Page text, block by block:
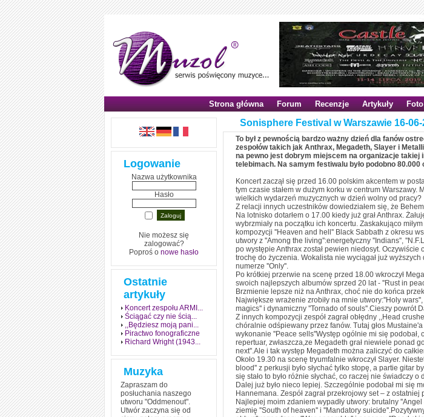
Strona główna Forum Recenzje Artykuły Foto
Logowanie
Nazwa użytkownika
Hasło
Nie możesz się
zalogować?
Poproś o nowe hasło
Ostatnie
artykuły
Koncert zespołu ARMI...
Ściągać czy nie ścią...
,,Będziesz moją pani...
Piractwo fonograficzne
Richard Wright (1943...
Muzyka
Zapraszam do
posłuchania naszego
utworu "Oddmenout".
Utwór zaczyna się od
Sonisphere Festival w Warszawie 16-06-
To był z pewnością bardzo ważny dzień dla fanów
zespołów takich jak Anthrax, Megadeth, Slayer i
na pewno jest dobrym miejscem na organizacje takiej
telebimach. Na samym festiwalu było podobno 80.000
Koncert zaczął się przed 16.00 polskim akcentem w
tym czasie stałem w dużym korku w centrum
wielkich wydarzeń muzycznych w dzień wolny od pracy?
Z relacji innych uczestników dowiedziałem się, że
Na lotnisko dotarłem o 17.00 kiedy już grał Anthrax.
wybrzmiały na początku ich koncertu. Zaskakująco
kompozycji ''Heaven and hell'' Black Sabbath z okresu
utwory z ''Among the living'':energetyczny ''Indians'',
po występie Anthrax został pewien niedosyt.
trochę do życzenia. Wokalista nie wyciągał już
numerze ''Only''.
Po krótkiej przerwie na scenę przed 18.00 wkroczył
swoich najlepszych albumów sprzed 20 lat - ''Rust in
Brzmienie lepsze niż na Anthrax, choć nie do końca
Największe wrażenie zrobiły na mnie utwory:''Holy
magics'' i dynamiczny ''Tornado of souls''.Cieszy powrót
Z innych kompozycji zespół zagrał obłędny ,,Head
chóralnie odśpiewany przez fanów. Tutaj głos
wykonanie ''Peace sells''Występ ogólnie mi się
repertuar, zwłaszcza,ze Megadeth grał niewiele ponad
next''.Ale i tak występ Megadeth można zaliczyć do
Około 19.30 na scenę tryumfalnie wkroczył Slayer.
blood'' z perkusji było słychać tylko stopę, a partie gitar
się stało to było różnie słychać, co raczej nie świadczy o
Dalej już było nieco lepiej. Szczególnie podobał mi się
Hannemana. Zespół zagrał przekrojowy set – z
Najlepiej moim zdaniem wypadły utwory: brutalny
ziemię ''South of heaven'' i ''Mandatory